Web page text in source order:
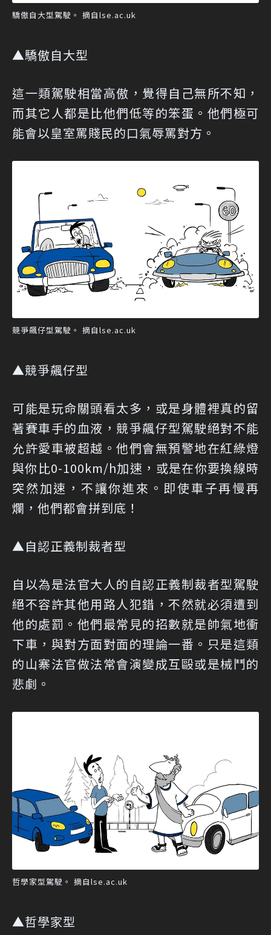
驕傲自大型駕駛。 摘自lse.ac.uk
▲驕傲自大型
這一類駕駛相當高傲，覺得自己無所不知，
而其它人都是比他們低等的笨蛋。他們極可
能會以皇室罵賤民的口氣辱罵對方。
競爭飆仔型駕駛。 摘自lse.ac.uk
▲競爭飆仔型
可能是玩命關頭看太多，或是身體裡真的留
著賽車手的血液，競爭飆仔型駕駛絕對不能
允許愛車被超越。他們會無預警地在紅綠燈
與你比0-100km/h加速，或是在你要換線時
突然加速，不讓你進來。即使車子再慢再
爛，他們都會拼到底！
▲自認正義制裁者型
自以為是法官大人的自認正義制裁者型駕駛
絕不容許其他用路人犯錯，不然就必須遭到
他的處罰。他們最常見的招數就是帥氣地衝
下車，與對方面對面的理論一番。只是這類
的山寨法官做法常會演變成互毆或是械鬥的
悲劇。
哲學家型駕駛。 摘自lse.ac.uk
▲哲學家型